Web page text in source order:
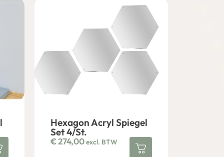
Hexagon Acryl Spiegel
Set 4/St.
€274,00excl. BTW